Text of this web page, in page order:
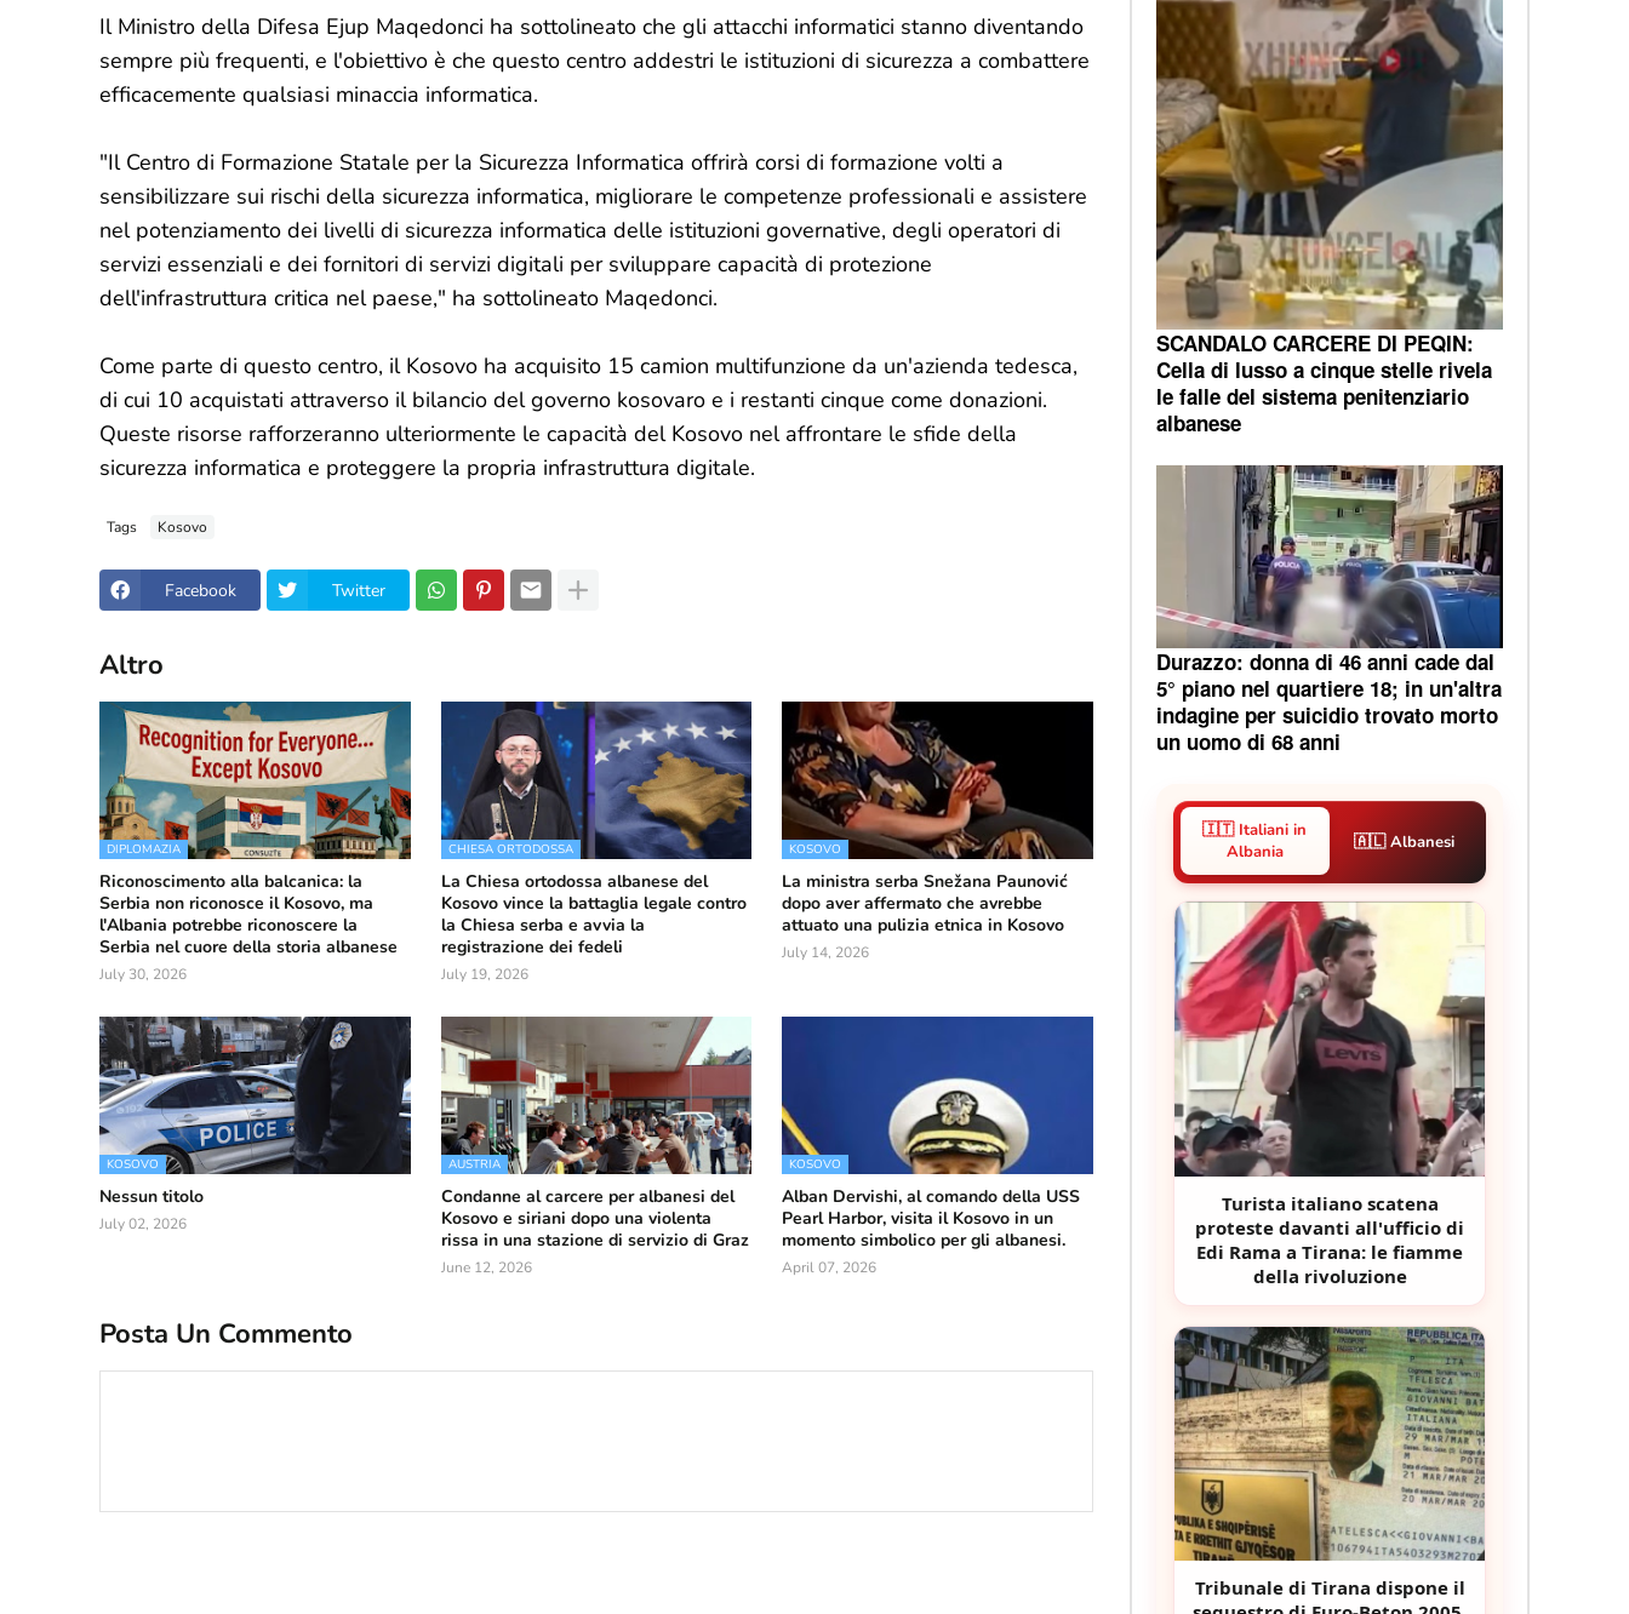
Il Ministro della Difesa Ejup Maqedonci ha sottolineato che gli attacchi informatici stanno diventando
sempre più frequenti, e l'obiettivo è che questo centro addestri le istituzioni di sicurezza a combattere
efficacemente qualsiasi minaccia informatica.
"Il Centro di Formazione Statale per la Sicurezza Informatica offrirà corsi di formazione volti a
sensibilizzare sui rischi della sicurezza informatica, migliorare le competenze professionali e assistere
nel potenziamento dei livelli di sicurezza informatica delle istituzioni governative, degli operatori di
servizi essenziali e dei fornitori di servizi digitali per sviluppare capacità di protezione
dell'infrastruttura critica nel paese," ha sottolineato Maqedonci.
Come parte di questo centro, il Kosovo ha acquisito 15 camion multifunzione da un'azienda tedesca,
di cui 10 acquistati attraverso il bilancio del governo kosovaro e i restanti cinque come donazioni.
Queste risorse rafforzeranno ulteriormente le capacità del Kosovo nel affrontare le sfide della
sicurezza informatica e proteggere la propria infrastruttura digitale.
Tags Kosovo
Facebook Twitter
Altro
DIPLOMAZIA
Riconoscimento alla balcanica: la
Serbia non riconosce il Kosovo, ma
l'Albania potrebbe riconoscere la
Serbia nel cuore della storia albanese
July 30, 2026
CHIESA ORTODOSSA
La Chiesa ortodossa albanese del
Kosovo vince la battaglia legale contro
la Chiesa serba e avvia la
registrazione dei fedeli
July 19, 2026
KOSOVO
La ministra serba Snežana Paunović
dopo aver affermato che avrebbe
attuato una pulizia etnica in Kosovo
July 14, 2026
KOSOVO
Nessun titolo
July 02, 2026
AUSTRIA
Condanne al carcere per albanesi del
Kosovo e siriani dopo una violenta
rissa in una stazione di servizio di Graz
June 12, 2026
KOSOVO
Alban Dervishi, al comando della USS
Pearl Harbor, visita il Kosovo in un
momento simbolico per gli albanesi.
April 07, 2026
Posta Un Commento
SCANDALO CARCERE DI PEQIN:
Cella di lusso a cinque stelle rivela
le falle del sistema penitenziario
albanese
Durazzo: donna di 46 anni cade dal
5° piano nel quartiere 18; in un'altra
indagine per suicidio trovato morto
un uomo di 68 anni
🇮🇹 Italiani in
Albania
🇦🇱 Albanesi
Turista italiano scatena
proteste davanti all'ufficio di
Edi Rama a Tirana: le fiamme
della rivoluzione
Tribunale di Tirana dispone il